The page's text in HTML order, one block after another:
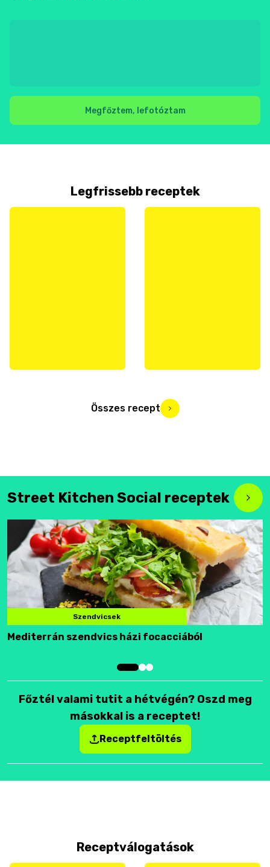
Megfőztem, lefotóztam
Legfrissebb receptek
Összes recept
Street Kitchen Social receptek
Szendvicsek
Mediterrán szendvics házi focacciából
Főztél valami tutit a hétvégén? Oszd meg
másokkal is a receptet!
Receptfeltöltés
Receptválogatások